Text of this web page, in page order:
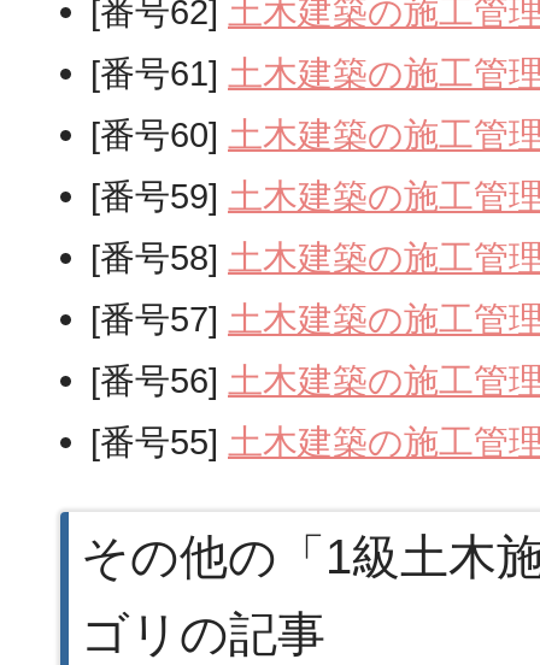
[番号62] 土木建築の施工管
[番号61] 土木建築の施工管
[番号60] 土木建築の施工管
[番号59] 土木建築の施工管
[番号58] 土木建築の施工管
[番号57] 土木建築の施工管
[番号56] 土木建築の施工管
[番号55] 土木建築の施工管
その他の「1級土木
ゴリの記事